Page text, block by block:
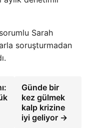
Sarah
soruşturmadan
Günde bir
kez gülmek
kalp krizine
iyi geliyor →